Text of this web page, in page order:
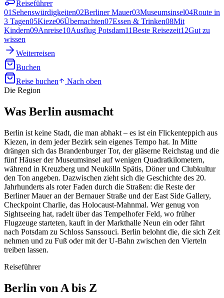
Reiseführer
01 Sehenswürdigkeiten02Berliner Mauer03Museumsinsel04Route in
3 Tagen05Kieze06Übernachten07Essen & Trinken08Mit
Kindern09Anreise10Ausflug Potsdam11Beste Reisezeit12Gut zu
wissen
Weiterreisen
Buchen
Reise buchen
Nach oben
Die Region
Was Berlin ausmacht
Berlin ist keine Stadt, die man abhakt – es ist ein Flickenteppich aus
Kiezen, in dem jeder Bezirk sein eigenes Tempo hat. In Mitte
drängen sich das Brandenburger Tor, der gläserne Reichstag und die
fünf Häuser der Museumsinsel auf wenigen Quadratkilometern,
während in Kreuzberg und Neukölln Spätis, Döner und Clubkultur
den Ton angeben. Dazwischen zieht sich die Geschichte des 20.
Jahrhunderts als roter Faden durch die Straßen: die Reste der
Berliner Mauer an der Bernauer Straße und der East Side Gallery,
Checkpoint Charlie, das Holocaust-Mahnmal. Wer genug von
Sightseeing hat, radelt über das Tempelhofer Feld, wo früher
Flugzeuge starteten, kauft in der Markthalle Neun ein oder fährt
nach Potsdam zu Schloss Sanssouci. Berlin belohnt die, die sich Zeit
nehmen und zu Fuß oder mit der U-Bahn zwischen den Vierteln
treiben lassen.
Reiseführer
Berlin von A bis Z